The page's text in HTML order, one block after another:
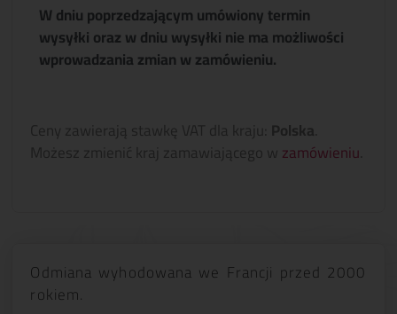
W dniu poprzedzającym umówiony termin
wysyłki oraz w dniu wysyłki nie ma możliwości
wprowadzania zmian w zamówieniu.
Ceny zawierają stawkę VAT dla kraju: Polska
Możesz zmienić kraj zamawiającego wzamówieniu
Odmiana wyhodowana we Francji przed 2000
rokiem.